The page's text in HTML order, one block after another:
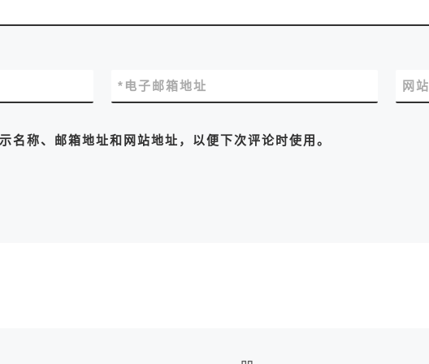
电子邮箱地址
* 网
名称、邮箱地址和网站地址，以便下次评论时使用。